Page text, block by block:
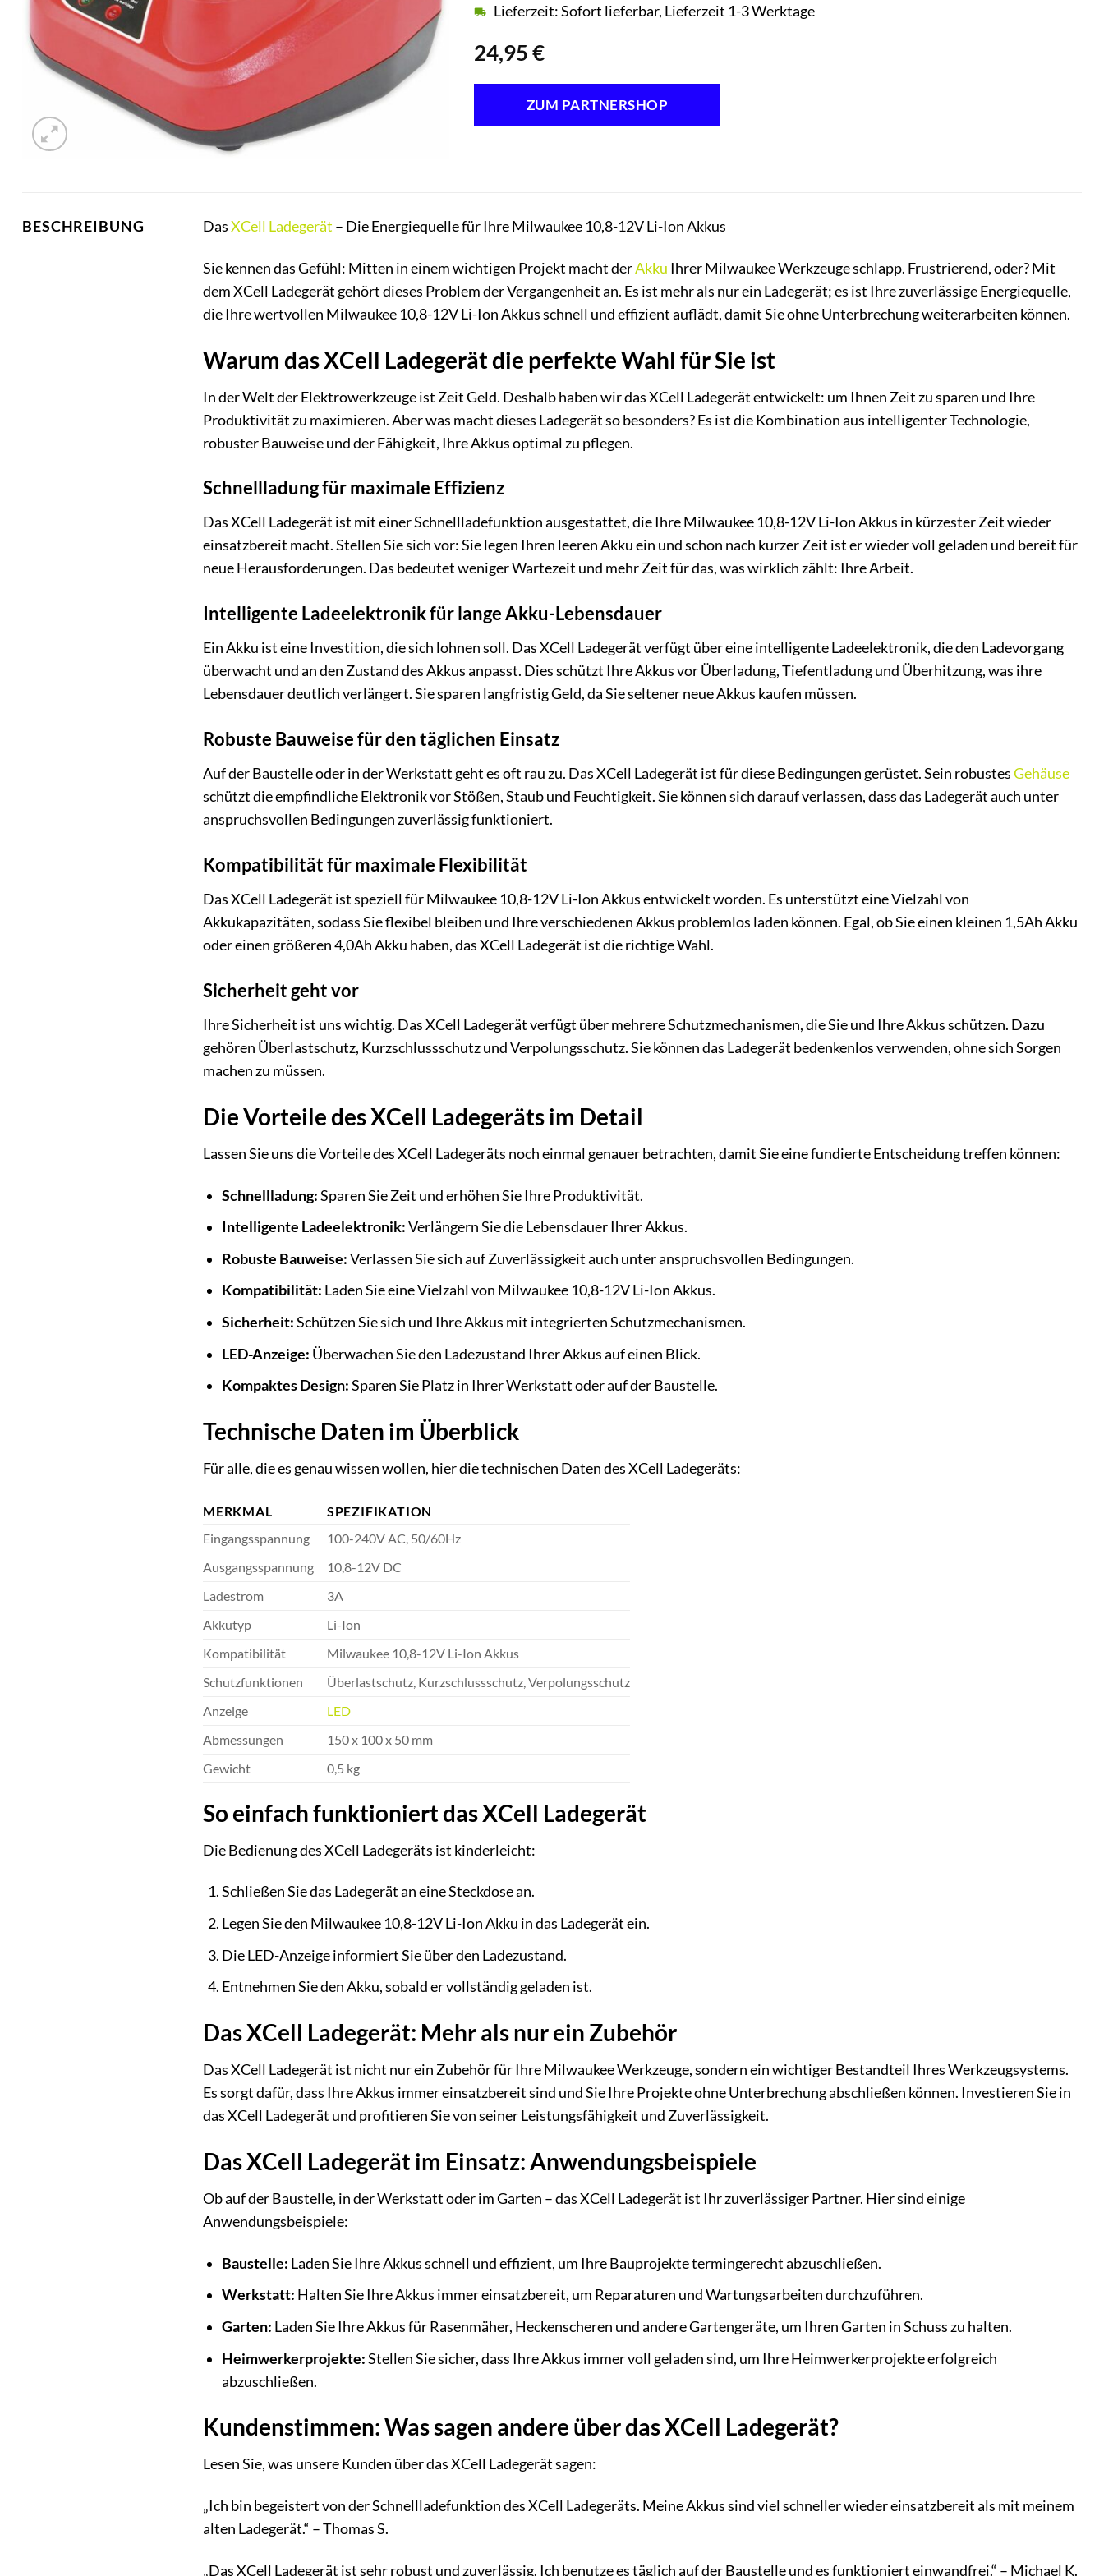
24,95€
Lieferzeit: Sofort lieferbar, Lieferzeit 1-3 Werktage
ZUM PARTNERSHOP
BESCHREIBUNG DasXCell Ladegerät – Die Energiequelle für Ihre Milwaukee 10,8-12V Li-Ion Akkus
Sie kennen das Gefühl: Mitten in einem wichtigen Projekt macht derAkku Ihrer Milwaukee Werkzeuge schlapp. Frustrierend, oder? Mit
dem XCell Ladegerät gehört dieses Problem der Vergangenheit an. Es ist mehr als nur ein Ladegerät; es ist Ihre zuverlässige Energiequelle,
die Ihre wertvollen Milwaukee 10,8-12V Li-Ion Akkus schnell und effizient auflädt, damit Sie ohne Unterbrechung weiterarbeiten können.
Warum das XCell Ladegerät die perfekte Wahl für Sie ist
In der Welt der Elektrowerkzeuge ist Zeit Geld. Deshalb haben wir das XCell Ladegerät entwickelt: um Ihnen Zeit zu sparen und Ihre
Produktivität zu maximieren. Aber was macht dieses Ladegerät so besonders? Es ist die Kombination aus intelligenter Technologie,
robuster Bauweise und der Fähigkeit, Ihre Akkus optimal zu pflegen.
Schnellladung für maximale Effizienz
Das XCell Ladegerät ist mit einer Schnellladefunktion ausgestattet, die Ihre Milwaukee 10,8-12V Li-Ion Akkus in kürzester Zeit wieder
einsatzbereit macht. Stellen Sie sich vor: Sie legen Ihren leeren Akku ein und schon nach kurzer Zeit ist er wieder voll geladen und bereit für
neue Herausforderungen. Das bedeutet weniger Wartezeit und mehr Zeit für das, was wirklich zählt: Ihre Arbeit.
Intelligente Ladeelektronik für lange Akku-Lebensdauer
Ein Akku ist eine Investition, die sich lohnen soll. Das XCell Ladegerät verfügt über eine intelligente Ladeelektronik, die den Ladevorgang
überwacht und an den Zustand des Akkus anpasst. Dies schützt Ihre Akkus vor Überladung, Tiefentladung und Überhitzung, was ihre
Lebensdauer deutlich verlängert. Sie sparen langfristig Geld, da Sie seltener neue Akkus kaufen müssen.
Robuste Bauweise für den täglichen Einsatz
Auf der Baustelle oder in der Werkstatt geht es oft rau zu. Das XCell Ladegerät ist für diese Bedingungen gerüstet. Sein robustesGehäuse
schützt die empfindliche Elektronik vor Stößen, Staub und Feuchtigkeit. Sie können sich darauf verlassen, dass das Ladegerät auch unter
anspruchsvollen Bedingungen zuverlässig funktioniert.
Kompatibilität für maximale Flexibilität
Das XCell Ladegerät ist speziell für Milwaukee 10,8-12V Li-Ion Akkus entwickelt worden. Es unterstützt eine Vielzahl von
Akkukapazitäten, sodass Sie flexibel bleiben und Ihre verschiedenen Akkus problemlos laden können. Egal, ob Sie einen kleinen 1,5Ah Akku
oder einen größeren 4,0Ah Akku haben, das XCell Ladegerät ist die richtige Wahl.
Sicherheit geht vor
Ihre Sicherheit ist uns wichtig. Das XCell Ladegerät verfügt über mehrere Schutzmechanismen, die Sie und Ihre Akkus schützen. Dazu
gehören Überlastschutz, Kurzschlussschutz und Verpolungsschutz. Sie können das Ladegerät bedenkenlos verwenden, ohne sich Sorgen
machen zu müssen.
Die Vorteile des XCell Ladegeräts im Detail
Lassen Sie uns die Vorteile des XCell Ladegeräts noch einmal genauer betrachten, damit Sie eine fundierte Entscheidung treffen können:
Schnellladung:Sparen Sie Zeit und erhöhen Sie Ihre Produktivität.
Intelligente Ladeelektronik:Verlängern Sie die Lebensdauer Ihrer Akkus.
Robuste Bauweise:Verlassen Sie sich auf Zuverlässigkeit auch unter anspruchsvollen Bedingungen.
Kompatibilität: Laden Sie eine Vielzahl von Milwaukee 10,8-12V Li-Ion Akkus.
Sicherheit:Schützen Sie sich und Ihre Akkus mit integrierten Schutzmechanismen.
LED-Anzeige: Überwachen Sie den Ladezustand Ihrer Akkus auf einen Blick.
Kompaktes Design:Sparen Sie Platz in Ihrer Werkstatt oder auf der Baustelle.
Technische Daten im Überblick
Für alle, die es genau wissen wollen, hier die technischen Daten des XCell Ladegeräts:
MERKMAL
SPEZIFIKATION
Eingangsspannung
100-240V AC, 50/60Hz
Ausgangsspannung
10,8-12V DC
Ladestrom
3A
Akkutyp
Li-Ion
Kompatibilität
Milwaukee 10,8-12V Li-Ion Akkus
Schutzfunktionen
Überlastschutz, Kurzschlussschutz, Verpolungsschutz
Anzeige
LED
Abmessungen
150 x 100 x 50 mm
Gewicht
0,5 kg
So einfach funktioniert das XCell Ladegerät
Die Bedienung des XCell Ladegeräts ist kinderleicht:
Schließen Sie das Ladegerät an eine Steckdose an.
Legen Sie den Milwaukee 10,8-12V Li-Ion Akku in das Ladegerät ein.
Die LED-Anzeige informiert Sie über den Ladezustand.
Entnehmen Sie den Akku, sobald er vollständig geladen ist.
Das XCell Ladegerät: Mehr als nur ein Zubehör
Das XCell Ladegerät ist nicht nur ein Zubehör für Ihre Milwaukee Werkzeuge, sondern ein wichtiger Bestandteil Ihres Werkzeugsystems.
Es sorgt dafür, dass Ihre Akkus immer einsatzbereit sind und Sie Ihre Projekte ohne Unterbrechung abschließen können. Investieren Sie in
das XCell Ladegerät und profitieren Sie von seiner Leistungsfähigkeit und Zuverlässigkeit.
Das XCell Ladegerät im Einsatz: Anwendungsbeispiele
Ob auf der Baustelle, in der Werkstatt oder im Garten – das XCell Ladegerät ist Ihr zuverlässiger Partner. Hier sind einige
Anwendungsbeispiele:
Baustelle: Laden Sie Ihre Akkus schnell und effizient, um Ihre Bauprojekte termingerecht abzuschließen.
Werkstatt: Halten Sie Ihre Akkus immer einsatzbereit, um Reparaturen und Wartungsarbeiten durchzuführen.
Garten: Laden Sie Ihre Akkus für Rasenmäher, Heckenscheren und andere Gartengeräte, um Ihren Garten in Schuss zu halten.
Heimwerkerprojekte:Stellen Sie sicher, dass Ihre Akkus immer voll geladen sind, um Ihre Heimwerkerprojekte erfolgreich
abzuschließen.
Kundenstimmen: Was sagen andere über das XCell Ladegerät?
Lesen Sie, was unsere Kunden über das XCell Ladegerät sagen:
„Ich bin begeistert von der Schnellladefunktion des XCell Ladegeräts. Meine Akkus sind viel schneller wieder einsatzbereit als mit meinem
alten Ladegerät.“ – Thomas S.
„Das XCell Ladegerät ist sehr robust und zuverlässig. Ich benutze es täglich auf der Baustelle und es funktioniert einwandfrei.“ – Michael K.